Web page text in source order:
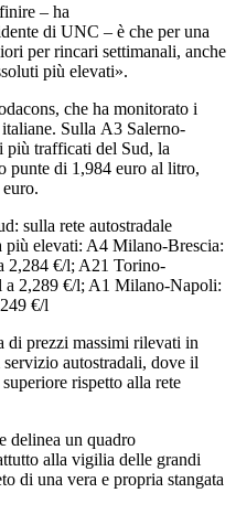
– ha
di UNC – è che per una
per rincari settimanali, anche
più elevati».
che ha monitorato i
Sulla A3 Salerno-
più trafficati del Sud, la
punte di 1,984 euro al litro,
sulla rete autostradale
più elevati: A4 Milano-Brescia:
2,284 €/l; A21 Torino-
a 2,289 €/l; A1 Milano-Napoli:
€/l
di prezzi massimi rilevati in
autostradali, dove il
rispetto alla rete
delinea un quadro
alla vigilia delle grandi
di una vera e propria stangata